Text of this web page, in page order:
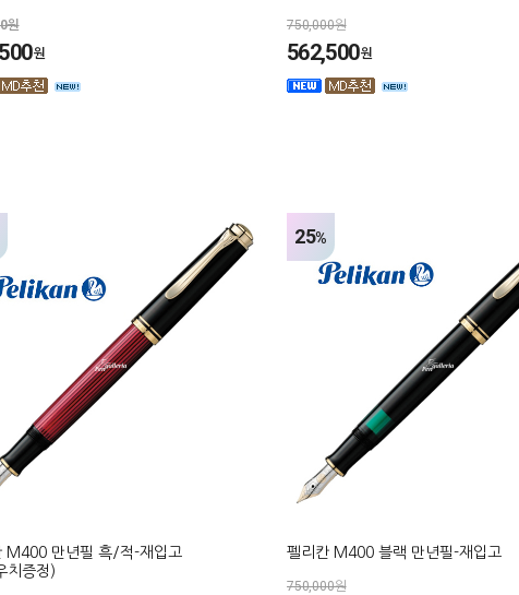
원
원
750,000원
562,500원
M400 만년필 흑/적-재입고
치증정)
25%
펠리칸 M400 블랙 만년필-재입고
750,000원